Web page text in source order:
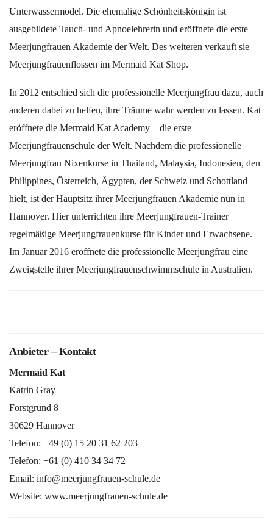
Unterwassermodel. Die ehemalige Schönheitskönigin ist
ausgebildete Tauch- und Apnoelehrerin und eröffnete die erste
Meerjungfrauen Akademie der Welt. Des weiteren verkauft sie
Meerjungfrauenflossen im Mermaid Kat Shop.
In 2012 entschied sich die professionelle Meerjungfrau dazu, auch
anderen dabei zu helfen, ihre Träume wahr werden zu lassen. Kat
eröffnete die Mermaid Kat Academy – die erste
Meerjungfrauenschule der Welt. Nachdem die professionelle
Meerjungfrau Nixenkurse in Thailand, Malaysia, Indonesien, den
Philippines, Österreich, Ägypten, der Schweiz und Schottland
hielt, ist der Hauptsitz ihrer Meerjungfrauen Akademie nun in
Hannover. Hier unterrichten ihre Meerjungfrauen-Trainer
regelmäßige Meerjungfrauenkurse für Kinder und Erwachsene.
Im Januar 2016 eröffnete die professionelle Meerjungfrau eine
Zweigstelle ihrer Meerjungfrauenschwimmschule in Australien.
Anbieter – Kontakt
Mermaid Kat
Katrin Gray
Forstgrund 8
30629 Hannover
Telefon: +49 (0) 15 20 31 62 203
Telefon: +61 (0) 410 34 34 72
Email: info@meerjungfrauen-schule.de
Website: www.meerjungfrauen-schule.de